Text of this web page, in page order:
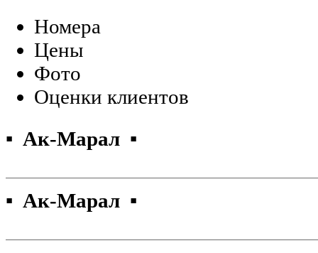
Номера
Цены
Фото
Оценки клиентов
▪ Ак-Марал ▪
▪ Ак-Марал ▪